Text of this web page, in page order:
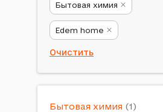
Бытовая химия
Edem home
Очистить
Бытовая химия